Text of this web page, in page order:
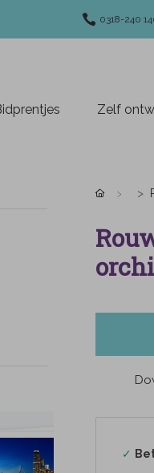
0318-240
Zelf
✓